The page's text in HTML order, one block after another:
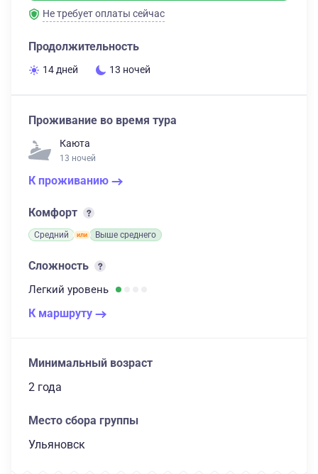
Не требует оплаты сейчас
Продолжительность
14 дней 13 ночей
Проживание во время тура
Каюта
13 ночей
К проживанию
Комфорт
Средний Выше среднего
Сложность
Легкий уровень
К маршруту
Минимальный возраст
2 года
Место сбора группы
Ульяновск